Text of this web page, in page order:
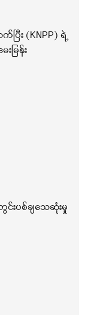
ြီး (KNPP) ရဲ့
ြန်း
င်းပစ်ချသေဆုံးမှု